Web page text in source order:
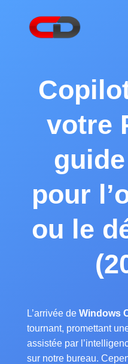
votre
pour
ou le
L’arrivée de Windows
tournant, promettant
assistée par
sur notre bureau.